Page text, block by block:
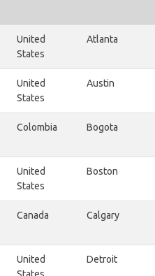
United
States
Atlanta
United
States
Austin
Colombia Bogota
United
States
Boston
Canada Calgary
United
Detroit